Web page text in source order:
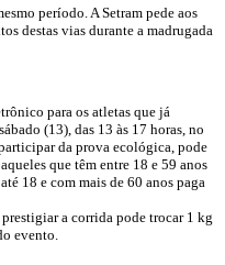
período. A Setram pede aos
destas vias durante a madrugada
para os atletas que já
(13), das 13 às 17 horas, no
da prova ecológica, pode
que têm entre 18 e 59 anos
18 e com mais de 60 anos paga
a corrida pode trocar 1 kg
evento.